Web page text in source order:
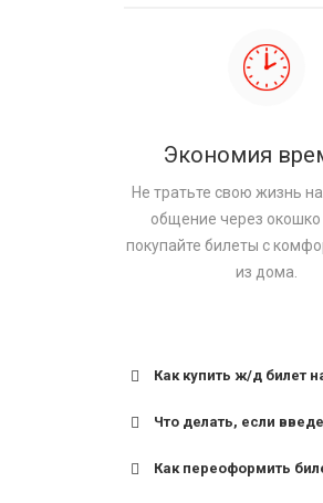
Экономия
Не тратьте свою жизнь
общение через
покупайте билеты с
из дома.
Как купить ж/д билет
Что делать, если
Как переоформить